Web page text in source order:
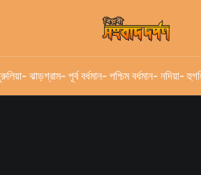
- ঝাড়গ্রাম- পূর্ব বর্ধমান- পশ্চিম বর্ধমান- নদিয়া-